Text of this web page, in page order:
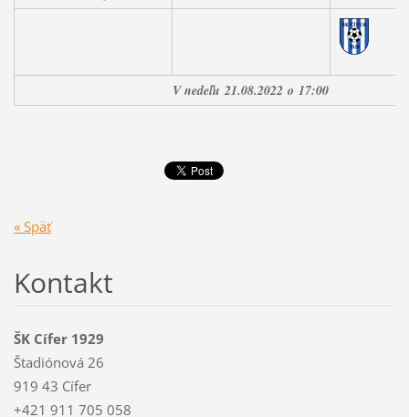
V nedeľu 21.08.2022 o 17:00
« Späť
Kontakt
ŠK Cífer 1929
Štadiónová 26
919 43 Cífer
+421 911 705 058